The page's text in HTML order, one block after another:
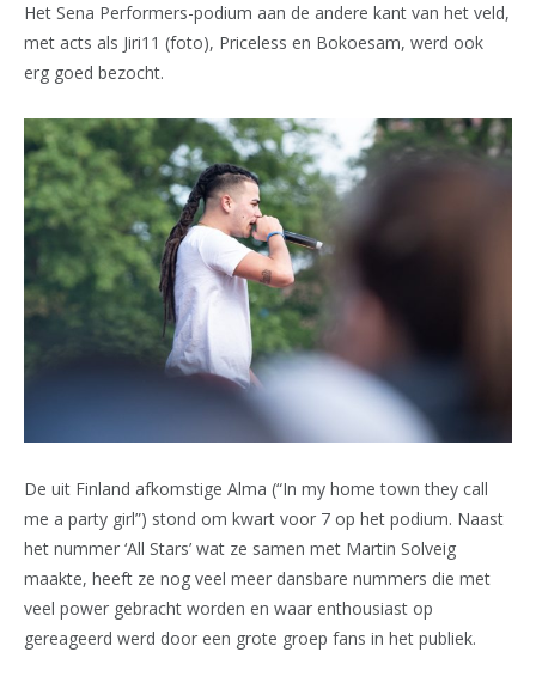
Het Sena Performers-podium aan de andere kant van het veld,
met acts als Jiri11 (foto), Priceless en Bokoesam, werd ook
erg goed bezocht.
De uit Finland afkomstige Alma (“In my home town they call
me a party girl”) stond om kwart voor 7 op het podium. Naast
het nummer ‘All Stars’ wat ze samen met Martin Solveig
maakte, heeft ze nog veel meer dansbare nummers die met
veel power gebracht worden en waar enthousiast op
gereageerd werd door een grote groep fans in het publiek.